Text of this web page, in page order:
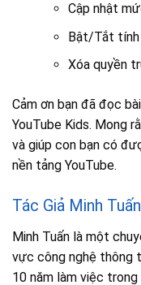
Cập nhật
Bật/Tắt tính
Xóa quyền
Cảm ơn bạn đã đọc
YouTube Kids. Mong
và giúp con bạn có
nền tảng YouTube.
Tác Giả Minh Tuấn
Minh Tuấn là một
vực công nghệ thông
10 năm làm việc trong